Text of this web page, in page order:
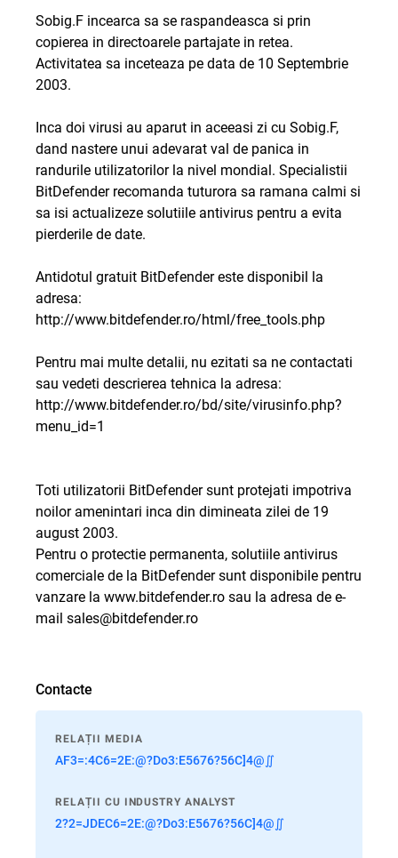
Sobig.F incearca sa se raspandeasca si prin
copierea in directoarele partajate in retea.
Activitatea sa inceteaza pe data de 10 Septembrie
2003.
Inca doi virusi au aparut in aceeasi zi cu Sobig.F,
dand nastere unui adevarat val de panica in
randurile utilizatorilor la nivel mondial. Specialistii
BitDefender recomanda tuturora sa ramana calmi si
sa isi actualizeze solutiile antivirus pentru a evita
pierderile de date.
Antidotul gratuit BitDefender este disponibil la
adresa:
http://www.bitdefender.ro/html/free_tools.php
Pentru mai multe detalii, nu ezitati sa ne contactati
sau vedeti descrierea tehnica la adresa:
http://www.bitdefender.ro/bd/site/virusinfo.php?
menu_id=1
Toti utilizatorii BitDefender sunt protejati impotriva
noilor amenintari inca din dimineata zilei de 19
august 2003.
Pentru o protectie permanenta, solutiile antivirus
comerciale de la BitDefender sunt disponibile pentru
vanzare la www.bitdefender.rosau la adresa de e-
mail sales@bitdefender.ro
Contacte
RELAȚII MEDIA
AF3=:4C6=2E:@?Do3:E5676?56C]4@∬
RELAȚII CU INDUSTRY ANALYST
2?2=JDEC6=2E:@?Do3:E5676?56C]4@∬